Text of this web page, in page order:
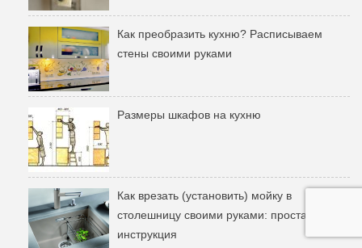
Как преобразить кухню? Расписываем
стены своими руками
Размеры шкафов на кухню
Как врезать (установить) мойку в
столешницу своими руками: простая
инструкция